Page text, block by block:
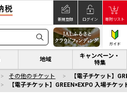
新規登録 ログイン 寄附リスト
ガイド
地域
キャンペーン・
特集
その他のチケット
【電子チケット】
【電子チケット】GREEN×EXPO 入場チケ